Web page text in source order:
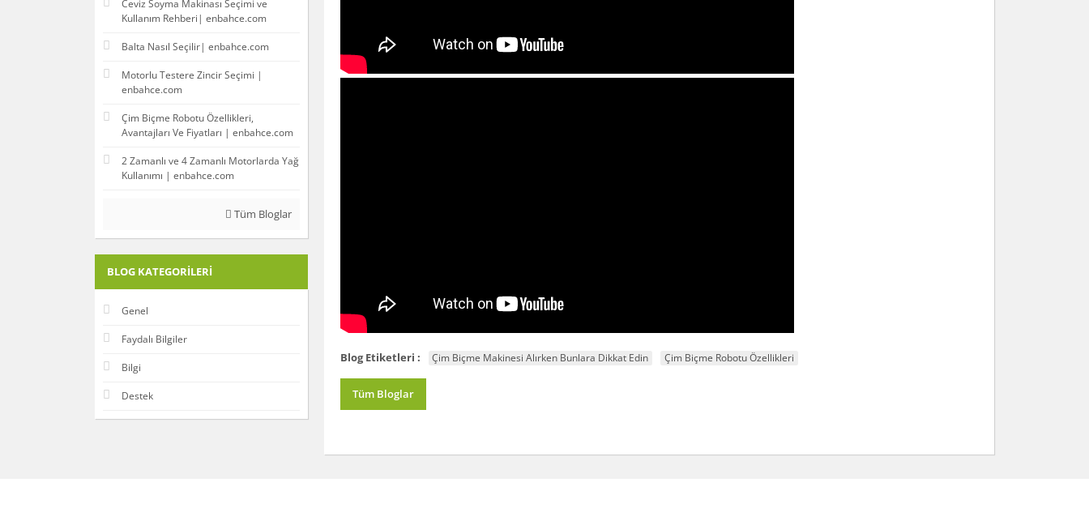
Ceviz Soyma Makinası Seçimi ve
Kullanım Rehberi| enbahce.com
Balta Nasıl Seçilir| enbahce.com
Motorlu Testere Zincir Seçimi |
enbahce.com
Çim Biçme Robotu Özellikleri,
Avantajları Ve Fiyatları | enbahce.com
2 Zamanlı ve 4 Zamanlı Motorlarda Yağ
Kullanımı | enbahce.com
Tüm Bloglar
BLOG KATEGORILERI
Genel
Faydalı Bilgiler
Bilgi
Destek
Blog Etiketleri : Çim Biçme Makinesi Alırken Bunlara Dikkat Edin Çim Biçme Robotu Özellikleri
Tüm Bloglar